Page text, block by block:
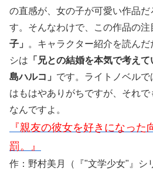
の直感が、女の子が可愛い作品だ
す。そんなわけで、この作品の注
子」
。キャラクター紹介を読ん
シは 「兄との結婚を本気で考え
島ハルコ」 です。ライトノベル
はもはやありがちですが、それ
なんですよ。
『親友の彼女を好きになった
罰。』
作：野村美月（『"文学少女"』シ